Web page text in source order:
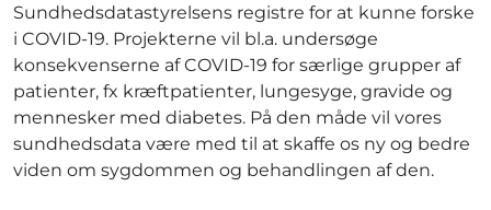
Sundhedsdatastyrelsens registre for at kunne forske
i COVID-19. Projekterne vil bl.a. undersøge
konsekvenserne af COVID-19 for særlige grupper af
patienter, fx kræftpatienter, lungesyge, gravide og
mennesker med diabetes. På den måde vil vores
sundhedsdata være med til at skaffe os ny og bedre
viden om sygdommen og behandlingen af den.